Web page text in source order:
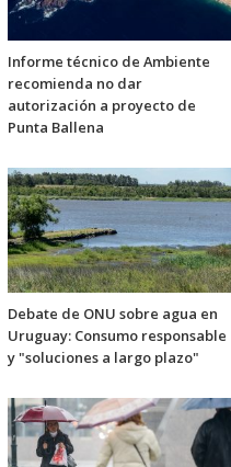
Informe técnico de Ambiente
recomienda no dar
autorización a proyecto de
Punta Ballena
Debate de ONU sobre agua en
Uruguay: Consumo responsable
y "soluciones a largo plazo"